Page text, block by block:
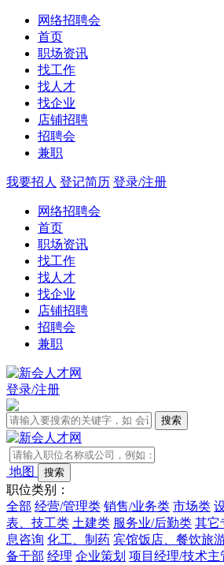
网络招聘会
首页
职场资讯
找工作
找人才
找企业
店铺招聘
招聘会
兼职
我要招人 登记简历 登录/注册
网络招聘会
首页
职场资讯
找工作
找人才
找企业
店铺招聘
招聘会
兼职
登录/注册
地图
职位类别：
全部 经营/管理类 销售/业务类 市场类
表、技工类 土建类 服务业/后勤类 其它
息咨询 化工、制药 宾馆饭店、餐饮旅
备干部 经理 企业策划 项目经理/技术主